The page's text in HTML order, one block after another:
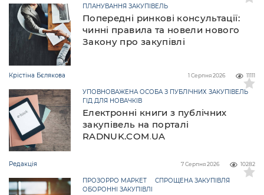
Попередні ринкові консультації:
чинні правила та новели нового
Закону про закупівлі
ПЛАНУВАННЯ ЗАКУПІВЕЛЬ
Крістіна Бєлякова 11111
1 Серпня 2026
Електронні книги з публічних
закупівель на порталі
RADNUK.COM.UA
УПОВНОВАЖЕНА ОСОБА З ПУБЛІЧНИХ ЗАКУПІВЕЛЬ
ГІД ДЛЯ НОВАЧКІВ
Редакція 10282
7 Серпня 2026
ПРОЗОРРО МАРКЕТ
СПРОЩЕНА ЗАКУПІВЛЯ
ОБОРОННІ ЗАКУПІВЛІ